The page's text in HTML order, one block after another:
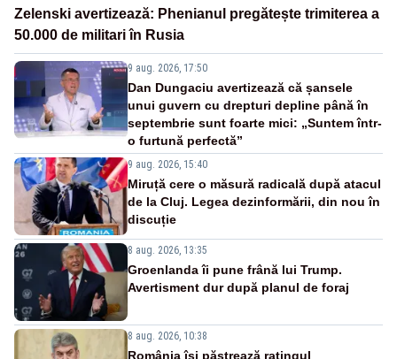
Zelenski avertizează: Phenianul pregătește trimiterea a
50.000 de militari în Rusia
9 aug. 2026, 17:50
Dan Dungaciu avertizează că șansele
unui guvern cu drepturi depline până în
septembrie sunt foarte mici: „Suntem într-
o furtună perfectă”
9 aug. 2026, 15:40
Miruță cere o măsură radicală după atacul
de la Cluj. Legea dezinformării, din nou în
discuție
8 aug. 2026, 13:35
Groenlanda îi pune frână lui Trump.
Avertisment dur după planul de foraj
8 aug. 2026, 10:38
România își păstrează ratingul